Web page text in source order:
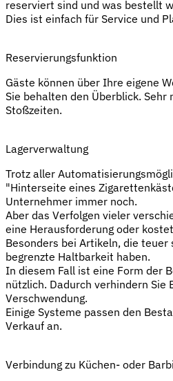
reserviert sind und was bestellt
Dies ist einfach für Service und
Reservierungsfunktion
Gäste können über Ihre eigene
Sie behalten den Überblick. Sehr
Stoßzeiten.
Lagerverwaltung
Trotz aller
"Hinterseite eines
Unternehmer immer noch.
Aber das Verfolgen vieler
eine Herausforderung oder
Besonders bei Artikeln, die teuer
begrenzte Haltbarkeit haben.
In diesem Fall ist eine Form der
nützlich. Dadurch verhindern Sie
Verschwendung.
Einige Systeme passen den
Verkauf an.
Verbindung zu Küchen- oder